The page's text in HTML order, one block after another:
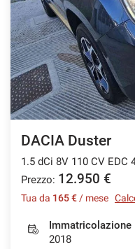
DACIA Duster
1.5 dCi 8V 110 CV EDC
Prezzo: 12.950 €
Tua da 165 € / mese
Immatricolazione
2018